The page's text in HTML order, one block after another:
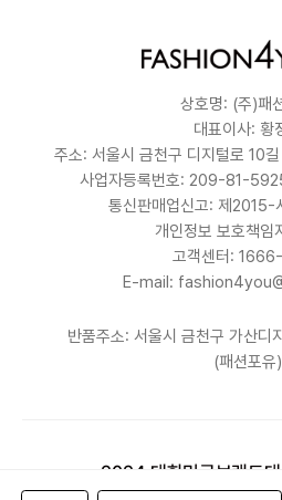
상호명: (주)패
대표이사: 황
주소: 서울시 금천구 디지털로 10
사업자등록번호: 209-81-
통신판매업신고: 제2015-
개인정보 보호책임
고객센터:
E-mail:
반품주소: 서울시 금천구 가산디
(패션포유)